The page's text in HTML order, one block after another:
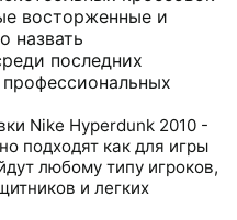
восторженные и
назвать
последних
Nike Hyperdunk 2010 -
подходят как для игры
любому типу игроков,
и легких